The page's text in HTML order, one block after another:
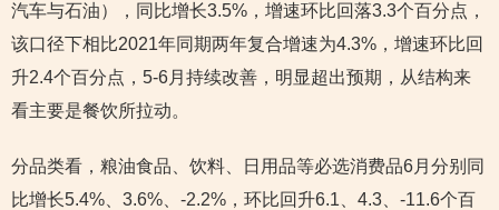
汽车与石油），同比增长3.5%，增速环比回落3.3个百分点，
该口径下相比2021年同期两年复合增速为4.3%，增速环比回
升2.4个百分点，5-6月持续改善，明显超出预期，从结构来
看主要是餐饮所拉动。
分品类看，粮油食品、饮料、日用品等必选消费品6月分别同
比增长5.4%、3.6%、-2.2%，环比回升6.1、4.3、-11.6个百